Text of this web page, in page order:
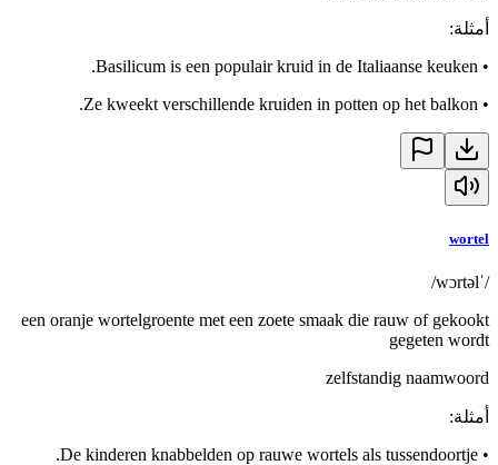
أمثلة:
•
Basilicum is een populair kruid in de Italiaanse keuken.
•
Ze kweekt verschillende kruiden in potten op het balkon.
wortel
/ˈwɔrtəl/
een oranje wortelgroente met een zoete smaak die rauw of gekookt
gegeten wordt
zelfstandig naamwoord
أمثلة:
•
De kinderen knabbelden op rauwe wortels als tussendoortje.